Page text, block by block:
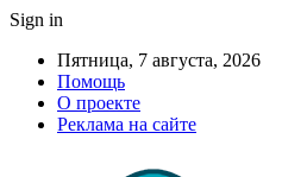
Sign in
Пятница, 7 августа, 2026
Помощь
О проекте
Реклама на сайте